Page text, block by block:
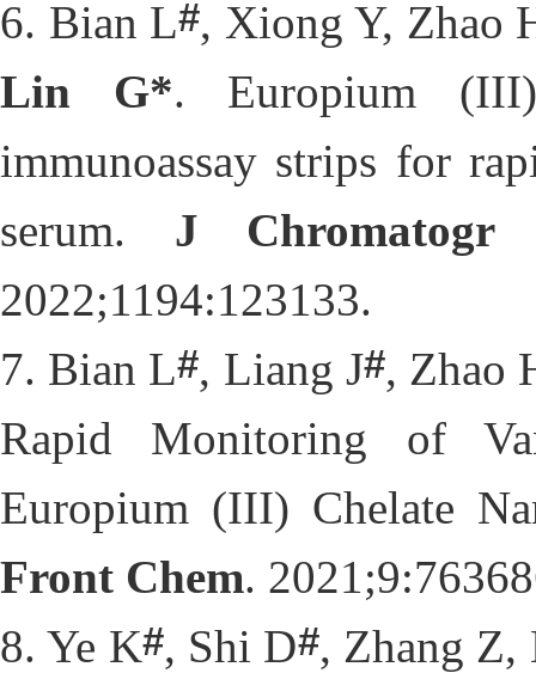
6. Bian L#
Lin G*. Europium
immunoassay strips for
serum. J
2022;1194:123133.
7. Bian L#, Liang J#, Zhao
Rapid Monitoring of
Europium (III) Chelate
Front Chem.
8. Ye K#, Shi D#, Zhang